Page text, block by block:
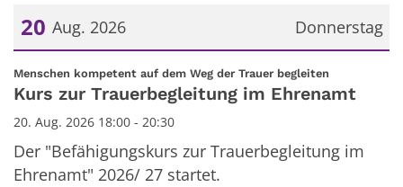
Donnerstag
20 Aug. 2026
Datum: 20. August 2026
Menschen kompetent auf dem Weg der Trauer begleiten
Kurs zur Trauerbegleitung im Ehrenamt
20. Aug. 2026 18:00 - 20:30
Der "Befähigungskurs zur Trauerbegleitung im
Ehrenamt" 2026/ 27 startet.